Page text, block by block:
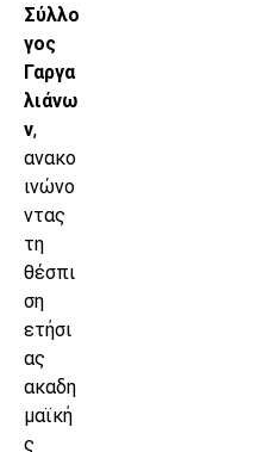
Σύλλο
γος
Γαργα
λιάνω
ν,
ανακο
ινώνο
ντας
τη
θέσπι
ση
ετήσι
ας
ακαδη
μαϊκή
ς